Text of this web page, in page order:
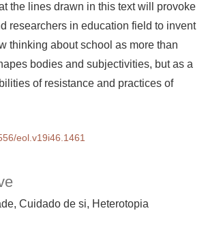
Cuidado de si Heterotopia
the lines drawn in this text will provoke
researchers in education field to invent
thinking about school as more than
bodies and subjectivities, but as a
of resistance and practices of
eol.v19i46.1461